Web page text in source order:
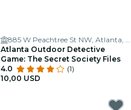
885 W Peachtree St NW, Atlanta, GA 30309
Atlanta Outdoor Detective
Game: The Secret Society Files
4.0
(1)
10,00 USD